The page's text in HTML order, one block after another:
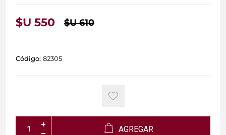
$U 550 $U 610
Código: 82305
AGREGAR